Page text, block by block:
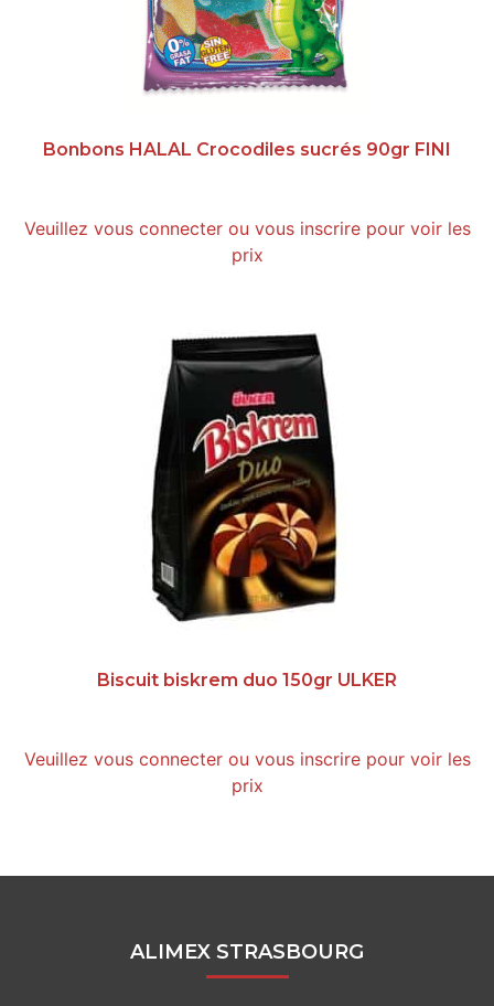
Bonbons HALAL Crocodiles sucrés 90gr FINI
Veuillez vous connecter ou vous inscrire pour voir les
prix
Biscuit biskrem duo 150gr ULKER
Veuillez vous connecter ou vous inscrire pour voir les
prix
ALIMEX STRASBOURG